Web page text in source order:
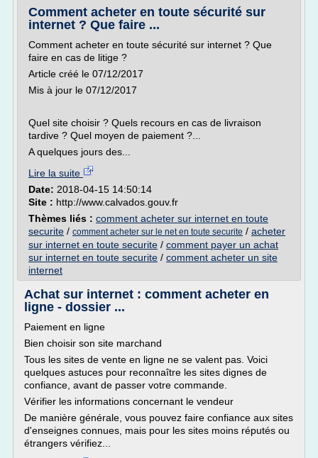
Comment acheter en toute sécurité sur
internet ? Que faire ...
Comment acheter en toute sécurité sur internet ? Que
faire en cas de litige ?
Article créé le 07/12/2017
Mis à jour le 07/12/2017
Quel site choisir ? Quels recours en cas de livraison
tardive ? Quel moyen de paiement ?...
A quelques jours des...
Lire la suite
Date: 2018-04-15 14:50:14
Site : http://www.calvados.gouv.fr
Thèmes liés : comment acheter sur internet en toute
securite / comment acheter sur le net en toute securite / acheter
sur internet en toute securite / comment payer un achat
sur internet en toute securite / comment acheter un site
internet
Achat sur internet : comment acheter en
ligne - dossier ...
Paiement en ligne
Bien choisir son site marchand
Tous les sites de vente en ligne ne se valent pas. Voici
quelques astuces pour reconnaître les sites dignes de
confiance, avant de passer votre commande.
Vérifier les informations concernant le vendeur
De manière générale, vous pouvez faire confiance aux sites
d'enseignes connues, mais pour les sites moins réputés ou
étrangers vérifiez...